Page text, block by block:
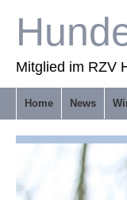
Mitglied im RZV
Home News